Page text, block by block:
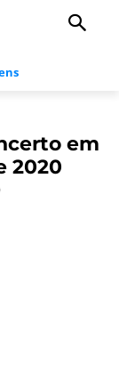
em
2020